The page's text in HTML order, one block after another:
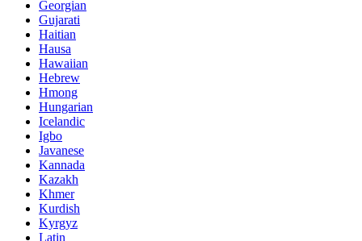
Georgian
Gujarati
Haitian
Hausa
Hawaiian
Hebrew
Hmong
Hungarian
Icelandic
Igbo
Javanese
Kannada
Kazakh
Khmer
Kurdish
Kyrgyz
Latin